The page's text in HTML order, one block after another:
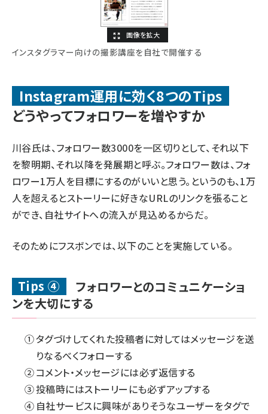
インスタグラマー向けの撮影講座を自社で開催する
Instagram運用に効く8つのTips
どうやってフォロワーを増やすか
川谷氏は、フォロワー数3000を一区切りとして、それ以下
を黎明期、それ以降を発展期と呼ぶ。フォロワー数は、フォ
ロワー1万人を目標にするのがいいと思う。というのも、1万
人を超えるとストーリーに好きなURLのリンクを張ること
ができ、自社サイトへの流入が見込めるからだ。
そのためにフスボンでは、以下のことを実施している。
Tips ④
フォロワーとのコミュニケーショ
ンを大切にする
タグづけしてくれた投稿者に対してはメッセージを送
りなるべくフォローする
コメント・メッセージには必ず返信する
投稿時にはストーリーにも必ずアップする
自社サービスに興味がありそうなユーザーをタグで